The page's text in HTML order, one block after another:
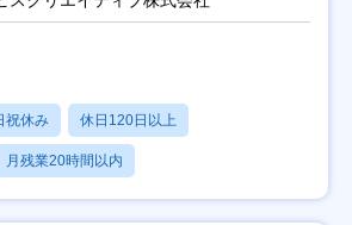
祝休み 休日120日以上
月残業20時間以内